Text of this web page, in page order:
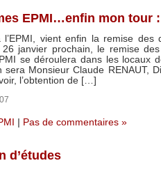
EPMI…enfin mon tour
vient enfin la remise des
janvier prochain, le remise
se déroulera dans les locaux
Monsieur Claude RENAUT,
l’obtention de […]
Pas de commentaires »
d’études